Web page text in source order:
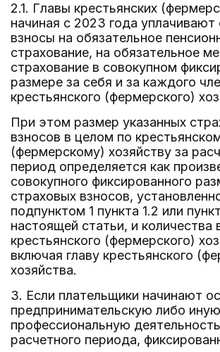
2.1. Главы крестьянских
начиная с 2023 года уплачивают
взносы на обязательное
страхование, на обязательное
страхование в совокупном
размере за себя и за каждого
крестьянского (фермерского)
При этом размер указанных
взносов в целом по
(фермерскому) хозяйству за
период определяется как
совокупного фиксированного
страховых взносов,
подпунктом 1 пункта 1.2 или
настоящей статьи, и количества
крестьянского (фермерского)
включая главу крестьянского
хозяйства.
3. Если плательщики начинают
предпринимательскую либо иную
профессиональную
расчетного периода,